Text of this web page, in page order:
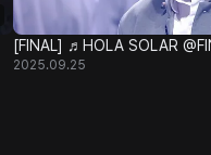
[FINAL] ♬HOLA SOLAR
2025.09.25